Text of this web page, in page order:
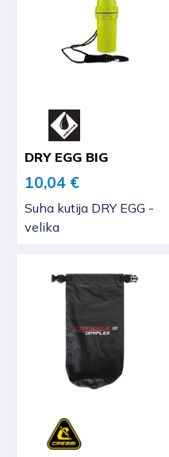
DRY EGG BIG
10,04 €
Suha kutija DRY EGG -
velika